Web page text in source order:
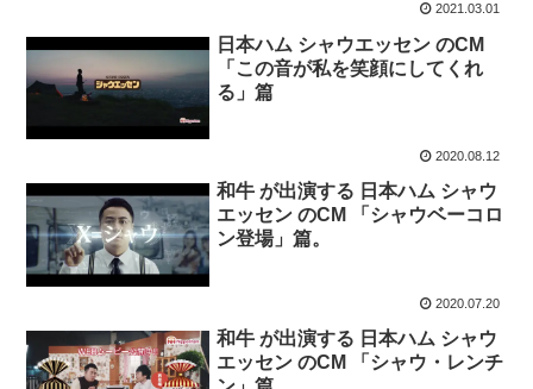
2021.03.01
日本ハム シャウエッセン のCM
「この音が私を笑顔にしてくれ
る」篇
2020.08.12
和牛 が出演する 日本ハム シャウ
エッセン のCM 「シャウベーコロ
ン登場」篇。
2020.07.20
和牛 が出演する 日本ハム シャウ
エッセン のCM 「シャウ・レンチ